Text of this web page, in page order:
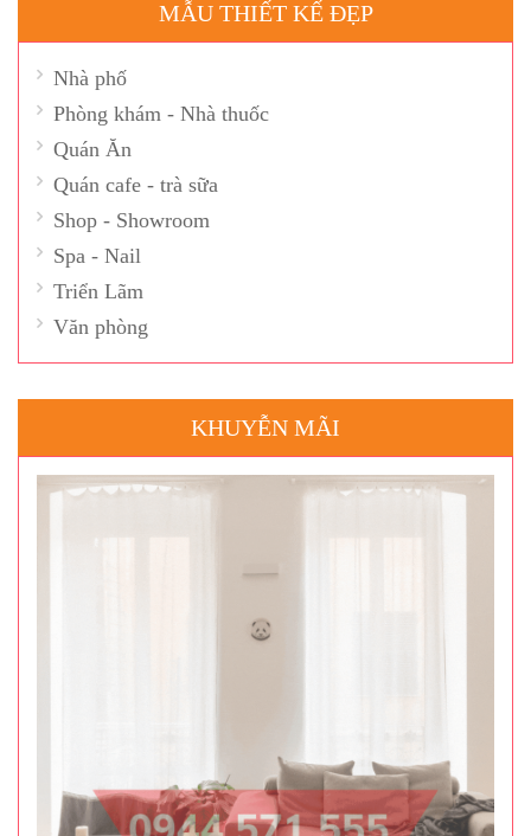
MẪU THIẾT KẾ ĐẸP
Nhà phố
Phòng khám - Nhà thuốc
Quán Ăn
Quán cafe - trà sữa
Shop - Showroom
Spa - Nail
Triển Lãm
Văn phòng
KHUYỄN MÃI